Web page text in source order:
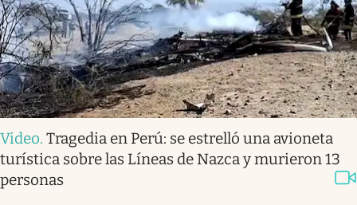
Video. Tragedia en Perú: se estrelló una avioneta
turística sobre las Líneas de Nazca y murieron 13
personas